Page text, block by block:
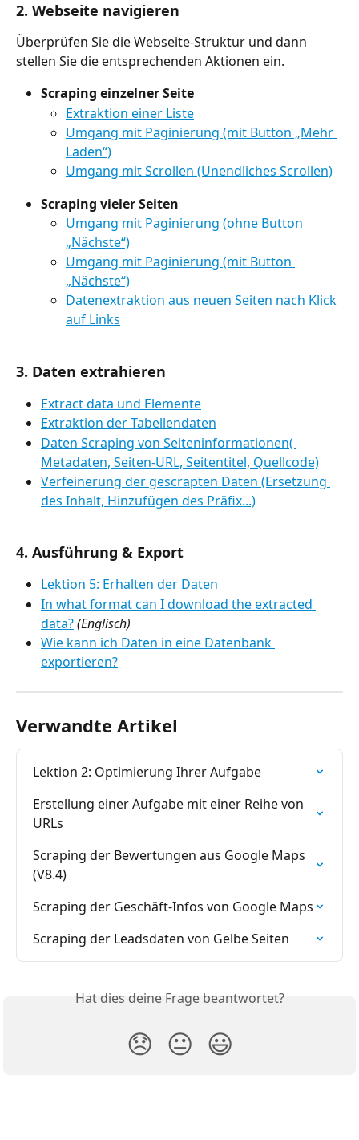
2. Webseite navigieren
Überprüfen Sie die Webseite-Struktur und dann
stellen Sie die entsprechenden Aktionen ein.
Scraping einzelner Seite
Extraktion einer Liste
Umgang mit Paginierung (mit Button „Mehr
Laden“)
Umgang mit Scrollen (Unendliches Scrollen)
Scraping vieler Seiten
Umgang mit Paginierung (ohne Button
„Nächste“)
Umgang mit Paginierung (mit Button
„Nächste“)
Datenextraktion aus neuen Seiten nach Klick
auf Links
3. Daten extrahieren
Extract data und Elemente
Extraktion der Tabellendaten
Daten Scraping von Seiteninformationen(
Metadaten, Seiten-URL, Seitentitel, Quellcode)
Verfeinerung der gescrapten Daten (Ersetzung
des Inhalt, Hinzufügen des Präfix...)
4. Ausführung & Export
Lektion 5: Erhalten der Daten
In what format can I download the extracted
data?(Englisch)
Wie kann ich Daten in eine Datenbank
exportieren?
Verwandte Artikel
Lektion 2: Optimierung Ihrer Aufgabe
Erstellung einer Aufgabe mit einer Reihe von
URLs
Scraping der Bewertungen aus Google Maps
(V8.4)
Scraping der Geschäft-Infos von Google Maps
Scraping der Leadsdaten von Gelbe Seiten
Hat dies deine Frage beantwortet?
😞 😐 😃